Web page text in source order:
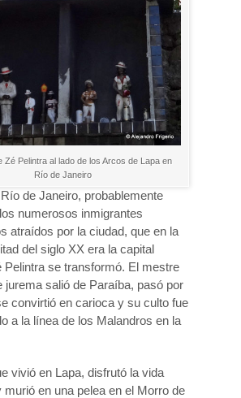
Zé Pelintra al lado de los Arcos de Lapa en
Río de Janeiro
de Janeiro, probablemente
numerosos inmigrantes
atraídos por la ciudad, que en la
del siglo XX era la capital
Pelintra se transformó. El mestre
jurema salió de Paraíba, pasó por
convirtió en carioca y su culto fue
a la línea de los Malandros en la
vivió en Lapa, disfrutó la vida
murió en una pelea en el Morro de